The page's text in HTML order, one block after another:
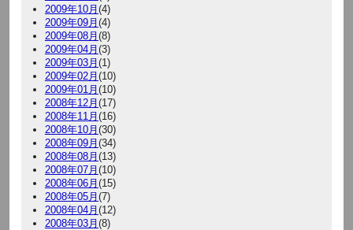
2009年10月(4)
2009年09月(4)
2009年08月(8)
2009年04月(3)
2009年03月(1)
2009年02月(10)
2009年01月(10)
2008年12月(17)
2008年11月(16)
2008年10月(30)
2008年09月(34)
2008年08月(13)
2008年07月(10)
2008年06月(15)
2008年05月(7)
2008年04月(12)
2008年03月(8)